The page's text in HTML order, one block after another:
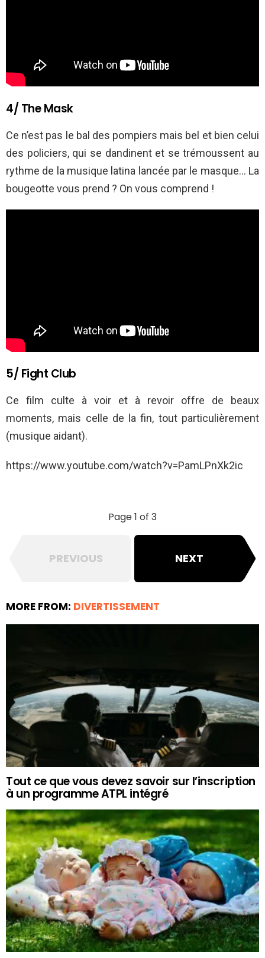
4/ The Mask
Ce n’est pas le bal des pompiers mais bel et bien celui
des policiers, qui se dandinent et se trémoussent au
rythme de la musique latina lancée par le masque… La
bougeotte vous prend ? On vous comprend !
5/ Fight Club
Ce film culte à voir et à revoir offre de beaux
moments, mais celle de la fin, tout particulièrement
(musique aidant).
https://www.youtube.com/watch?v=PamLPnXk2ic
Page 1 of 3
PREVIOUS NEXT
MORE FROM: DIVERTISSEMENT
Tout ce que vous devez savoir sur l’inscription
à un programme ATPL intégré